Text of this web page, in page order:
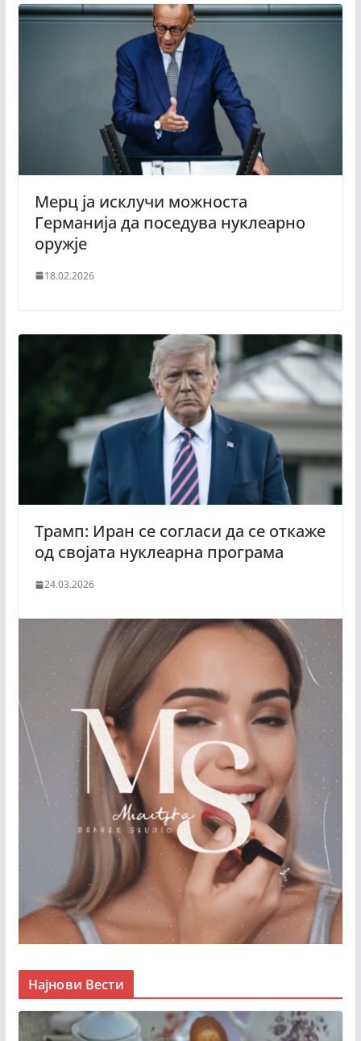
Мерц ја исклучи можноста
Германија да поседува нуклеарно
оружје
18.02.2026
Трамп: Иран се согласи да се откаже
од својата нуклеарна програма
24.03.2026
Најнови Вести